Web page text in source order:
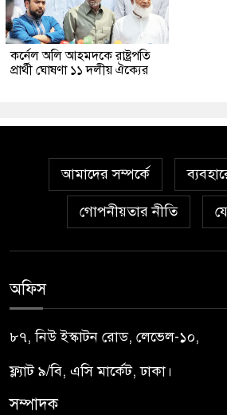
কর্নেল অলি আহমদকে রাষ্ট্রপতি
প্রার্থী ঘোষণা ১১ দলীয় ঐক্যের
আমাদের সম্পর্কে
গোপনীয়তার নীতি
অফিস
৮৭, নিউ ইস্কাটন রোড, লেভেল-১০,
ফ্ল্যাট ৯/বি, এসি মার্কেট, ঢাকা।
সম্পাদক